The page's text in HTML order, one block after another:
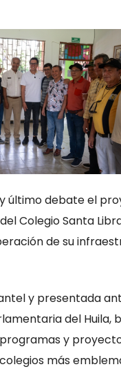
último debate el
Colegio Santa
de su
y presentada
del Huila,
y
más